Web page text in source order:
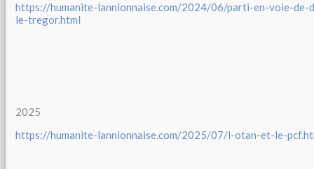
https://humanite-lannionnaise.com/2024/06/parti-en-voie-
le-tregor.html
2025
https://humanite-lannionnaise.com/2025/07/l-otan-et-le-